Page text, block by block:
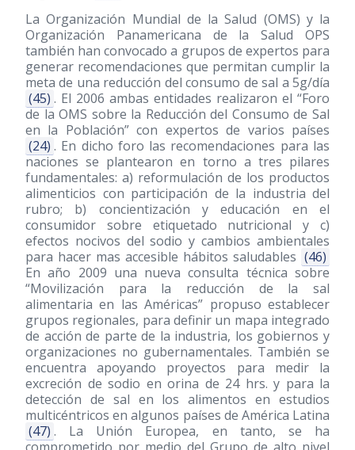
La Organización Mundial de la Salud (OMS) y la
Organización Panamericana de la Salud OPS
también han convocado a grupos de expertos para
generar recomendaciones que permitan cumplir la
meta de una reducción del consumo de sal a 5g/día
(45) . El 2006 ambas entidades realizaron el “Foro
de la OMS sobre la Reducción del Consumo de Sal
en la Población” con expertos de varios países
(24) . En dicho foro las recomendaciones para las
naciones se plantearon en torno a tres pilares
fundamentales: a) reformulación de los productos
alimenticios con participación de la industria del
rubro; b) concientización y educación en el
consumidor sobre etiquetado nutricional y c)
efectos nocivos del sodio y cambios ambientales
para hacer mas accesible hábitos saludables (46)
En año 2009 una nueva consulta técnica sobre
“Movilización para la reducción de la sal
alimentaria en las Américas” propuso establecer
grupos regionales, para definir un mapa integrado
de acción de parte de la industria, los gobiernos y
organizaciones no gubernamentales. También se
encuentra apoyando proyectos para medir la
excreción de sodio en orina de 24 hrs. y para la
detección de sal en los alimentos en estudios
multicéntricos en algunos países de América Latina
(47) . La Unión Europea, en tanto, se ha